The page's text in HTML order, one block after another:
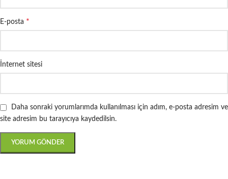
E-posta *
İnternet sitesi
Daha sonraki yorumlarımda kullanılması için adım, e-posta adresim ve
site adresim bu tarayıcıya kaydedilsin.